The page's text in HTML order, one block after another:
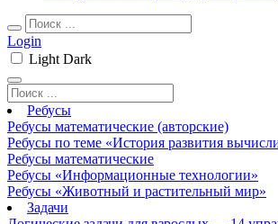
Login
Light Dark
Ребусы
Ребусы математические (авторские)
Ребусы по теме «История развития
Ребусы математические
Ребусы «Информационные технологии»
Ребусы «Животный и растительный мир»
Задачи